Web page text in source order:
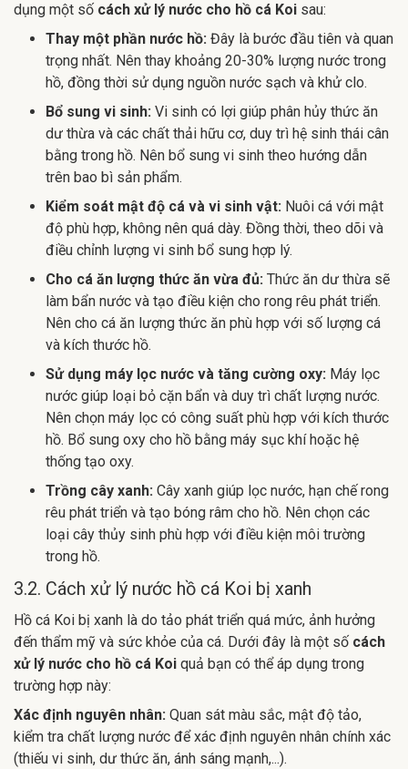
dụng một số cách xử lý nước cho hồ cá Koi sau:
Thay một phần nước hồ: Đây là bước đầu tiên và quan
trọng nhất. Nên thay khoảng 20-30% lượng nước trong
hồ, đồng thời sử dụng nguồn nước sạch và khử clo.
Bổ sung vi sinh: Vi sinh có lợi giúp phân hủy thức ăn
dư thừa và các chất thải hữu cơ, duy trì hệ sinh thái cân
bằng trong hồ. Nên bổ sung vi sinh theo hướng dẫn
trên bao bì sản phẩm.
Kiểm soát mật độ cá và vi sinh vật: Nuôi cá với mật
độ phù hợp, không nên quá dày. Đồng thời, theo dõi và
điều chỉnh lượng vi sinh bổ sung hợp lý.
Cho cá ăn lượng thức ăn vừa đủ: Thức ăn dư thừa sẽ
làm bẩn nước và tạo điều kiện cho rong rêu phát triển.
Nên cho cá ăn lượng thức ăn phù hợp với số lượng cá
và kích thước hồ.
Sử dụng máy lọc nước và tăng cường oxy: Máy lọc
nước giúp loại bỏ cặn bẩn và duy trì chất lượng nước.
Nên chọn máy lọc có công suất phù hợp với kích thước
hồ. Bổ sung oxy cho hồ bằng máy sục khí hoặc hệ
thống tạo oxy.
Trồng cây xanh: Cây xanh giúp lọc nước, hạn chế rong
rêu phát triển và tạo bóng râm cho hồ. Nên chọn các
loại cây thủy sinh phù hợp với điều kiện môi trường
trong hồ.
3.2. Cách xử lý nước hồ cá Koi bị xanh
Hồ cá Koi bị xanh là do tảo phát triển quá mức, ảnh hưởng
đến thẩm mỹ và sức khỏe của cá. Dưới đây là một số cách
xử lý nước cho hồ cá Koi quả bạn có thể áp dụng trong
trường hợp này:
Xác định nguyên nhân: Quan sát màu sắc, mật độ tảo,
kiểm tra chất lượng nước để xác định nguyên nhân chính xác
(thiếu vi sinh, dư thức ăn, ánh sáng mạnh,...).